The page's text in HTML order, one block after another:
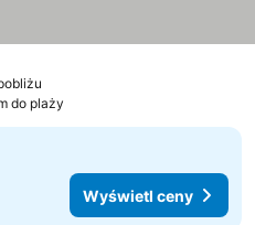
do plaży
Wyświetl ceny